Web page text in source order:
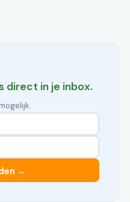
direct in je inbox.
→